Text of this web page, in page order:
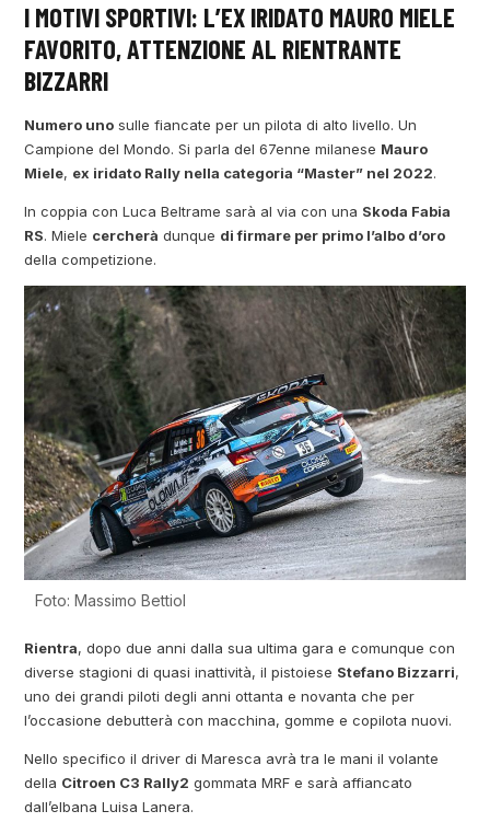
I MOTIVI SPORTIVI: L’EX IRIDATO MAURO MIELE
FAVORITO, ATTENZIONE AL RIENTRANTE
BIZZARRI
Numero uno sulle fiancate per un pilota di alto livello. Un
Campione del Mondo. Si parla del 67enne milanese Mauro
Miele, ex iridato Rally nella categoria “Master” nel 2022.
In coppia con Luca Beltrame sarà al via con una Skoda Fabia
RS. Miele cercherà dunque di firmare per primo l’albo d’oro
della competizione.
Foto: Massimo Bettiol
Rientra, dopo due anni dalla sua ultima gara e comunque con
diverse stagioni di quasi inattività, il pistoiese Stefano Bizzarri,
uno dei grandi piloti degli anni ottanta e novanta che per
l’occasione debutterà con macchina, gomme e copilota nuovi.
Nello specifico il driver di Maresca avrà tra le mani il volante
della Citroen C3 Rally2 gommata MRF e sarà affiancato
dall’elbana Luisa Lanera.